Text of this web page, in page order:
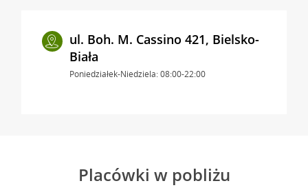
ul. Boh. M. Cassino 421, Bielsko-
Biała
Poniedziałek-Niedziela: 08:00-22:00
Placówki w pobliżu